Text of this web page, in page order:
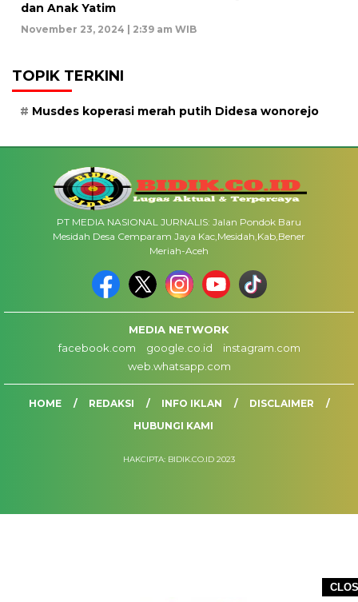
dan Anak Yatim
November 23, 2024 | 2:39 am WIB
TOPIK TERKINI
Musdes koperasi merah putih Didesa wonorejo
PT MEDIA NASIONAL JURNALIS: Jalan Pondok Baru
Mesidah Desa Cemparam Jaya Kac,Mesidah,Kab,Bener
Meriah-Aceh
MEDIA NETWORK
facebook.com
google.co.id
instagram.com
web.whatsapp.com
HOME REDAKSI INFO IKLAN
DISCLAIMER
HUBUNGI KAMI
HAKCIPTA: BIDIK.CO.ID 2023